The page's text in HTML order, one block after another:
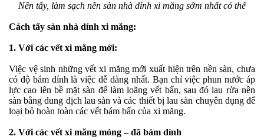
Nên tẩy, làm sạch nền sàn nhà dính xi măng sớm nhất có thể
Cách tẩy sàn nhà dính xi măng:
1. Với các vết xi măng mới:
Việc vệ sinh những vết xi măng mới xuất hiện trên nền sàn, chưa
có độ bám dính là việc dễ dàng nhất. Bạn chỉ việc phun nước áp
lực cao lên bề mặt sàn để làm loãng vết bẩn, sau đó lau rửa nền
sàn bằng dung dịch lau sàn và các thiết bị lau sàn chuyên dụng để
loại bỏ hoàn toàn các vết bám bẩn của xi măng.
2. Với các vết xi măng mỏng – đã bám dính